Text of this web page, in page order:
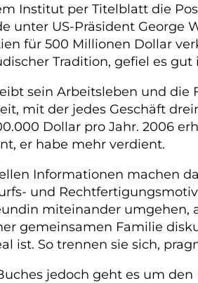
Institut per Titelblatt die
unter US-Präsident George
für 500 Millionen Dollar
Tradition, gefiel es
sein Arbeitsleben und die
mit der jedes Geschäft
Dollar pro Jahr. 2006
er habe mehr verdient.
Informationen machen
und
miteinander umgehen,
gemeinsamen Familie
ist. So trennen sie sich,
jedoch geht es um